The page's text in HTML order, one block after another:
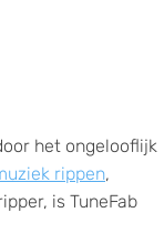
het ongelooflijk
rippen,
is TuneFab